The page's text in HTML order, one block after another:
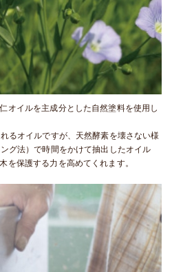
オイルを主成分とした自然塗料を使用し
るオイルですが、天然酵素を壊さない様
グ法）で時間をかけて抽出したオイル
を保護する力を高めてくれます。